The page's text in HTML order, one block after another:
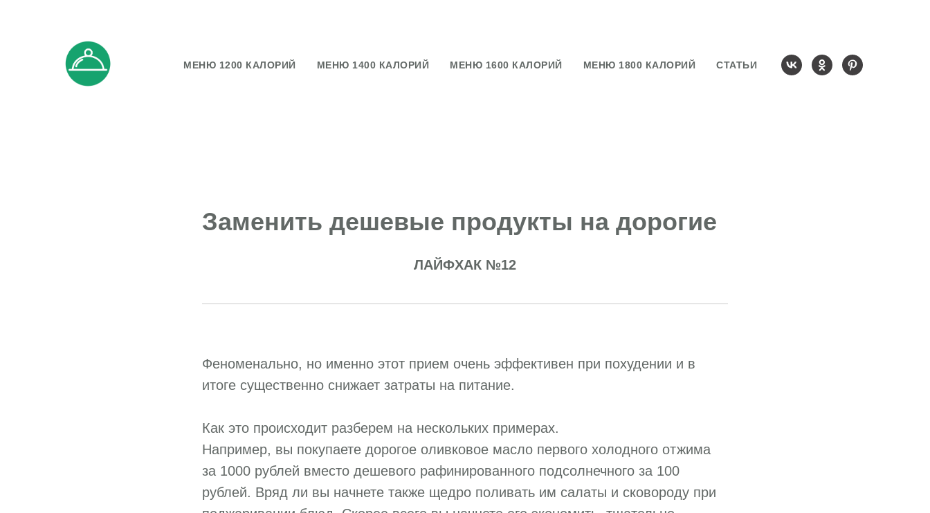
МЕНЮ 1200 КАЛОРИЙ МЕНЮ 1400 КАЛОРИЙ МЕНЮ 1600 КАЛОРИЙ МЕНЮ 1800 КАЛОРИЙ СТАТЬИ
Заменить дешевые продукты на дорогие
ЛАЙФХАК №12
Феноменально, но именно этот прием очень эффективен при похудении и в
итоге существенно снижает затраты на питание.
Как это происходит разберем на нескольких примерах.
Например, вы покупаете дорогое оливковое масло первого холодного отжима
за 1000 рублей вместо дешевого рафинированного подсолнечного за 100
рублей. Вряд ли вы начнете также щедро поливать им салаты и сковороду при